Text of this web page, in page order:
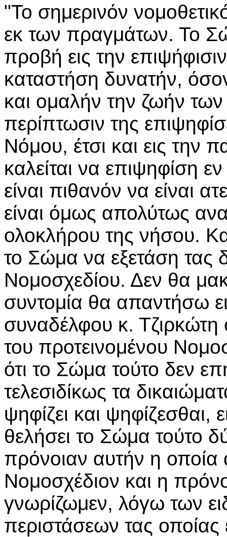
"Το σημερινόν
εκ των πραγμάτων. Το
προβή εις την
καταστήση δυνατήν,
και ομαλήν την ζωήν
περίπτωσιν της
Νόμου, έτσι και εις την
καλείται να επιψηφίση
είναι πιθανόν να είναι
είναι όμως απολύτως
ολοκλήρου της νήσου.
το Σώμα να εξετάση τας
Νομοσχεδίου. Δεν θα
συντομία θα απαντήσω
συναδέλφου κ.
του προτεινομένου
ότι το Σώμα τούτο δεν
τελεσιδίκως τα
ψηφίζει και ψηφίζεσθαι,
θελήσει το Σώμα τούτο
πρόνοιαν αυτήν η οποία
Νομοσχέδιον και η
γνωρίζωμεν, λόγω των
περιστάσεων τας